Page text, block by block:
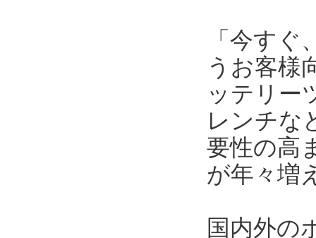
「今す
うお客様
ッテリー
レンチな
要性の高
が年々増
国内外の